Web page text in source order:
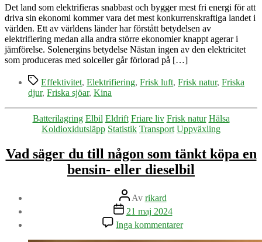
världen
Det land som elektrifieras snabbast och bygger mest fri energi för att
driva sin ekonomi kommer vara det mest konkurrenskraftiga landet i
världen. Ett av världens länder har förstått betydelsen av
elektrifiering medan alla andra större ekonomier knappt agerar i
jämförelse. Solenergins betydelse Nästan ingen av den elektricitet
som produceras med solceller går förlorad på […]
Etiketter
Effektivitet, Elektrifiering, Frisk luft, Frisk natur, Friska
djur, Friska sjöar, Kina
Kategorier
Batterilagring Elbil Eldrift Friare liv Frisk natur Hälsa
Koldioxidutsläpp Statistik Transport Uppväxling
Vad säger du till någon som tänkt köpa en
bensin- eller dieselbil
Inläggsförfattare
Av rikard
Inläggsdatum
21 maj 2024
Inga kommentarertill
Vad